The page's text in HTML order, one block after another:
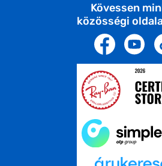
Kövessen
közösségi